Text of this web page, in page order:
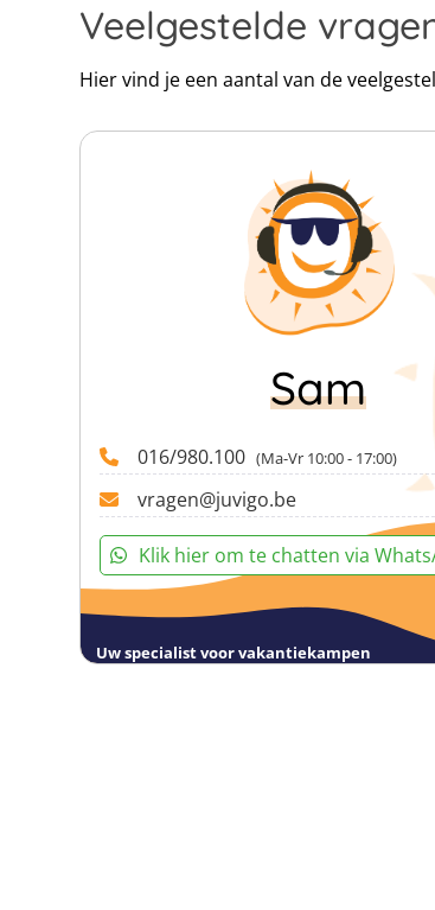
Veelgestelde
Hier vind je een aantal van de
Sam
016/980.100 (Ma-Vr 10:00 - 17:00)
vragen@juvigo.be
Klik hier om te chatten via
Uw specialist voor vakantiekampen